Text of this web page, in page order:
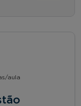
aula